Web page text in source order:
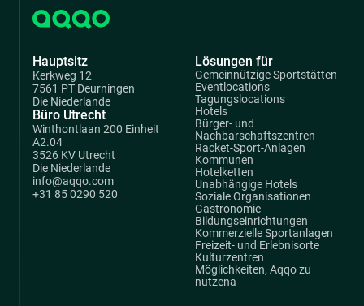
Hauptsitz
Kerkweg 12
7561 PT Deurningen
Die Niederlande
Büro Utrecht
Winthontlaan 200 Einheit
A2.04
3526 KV Utrecht
Die Niederlande
info@aqqo.com
+31 85 0290 520
Lösungen für
Gemeinnützige Sportstätten
Eventlocations
Tagungslocations
Hotels
Bürger- und
Nachbarschaftszentren
Racket-Sport-Anlagen
Kommunen
Hotelketten
Unabhängige Hotels
Soziale Organisationen
Gastronomie
Bildungseinrichtungen
Kommerzielle Sportanlagen
Freizeit- und Erlebnisorte
Kulturzentren
Möglichkeiten, Aqqo zu
nutzena